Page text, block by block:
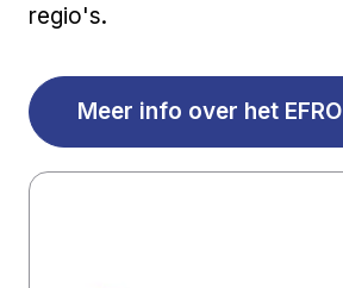
regio's.
Meer info over het EFRO